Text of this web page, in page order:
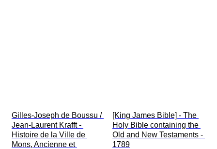
Gilles-Joseph de Boussu /
Jean-Laurent Krafft -
Histoire de la Ville de
Mons, Ancienne et
[King James Bible] - The
Holy Bible containing the
Old and New Testaments -
1789